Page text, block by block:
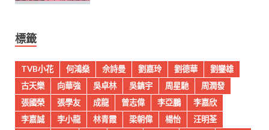
標籤
TVB小花 何鴻燊 佘詩曼 劉嘉玲 劉德華
劉鑾雄
古天樂
向華強 吳卓林 吳鎮宇 周星馳
周潤發
張國榮
張學友 成龍 曾志偉 李亞鵬
李嘉欣
李嘉誠
李小龍 林青霞 梁朝偉 楊怡
汪明荃